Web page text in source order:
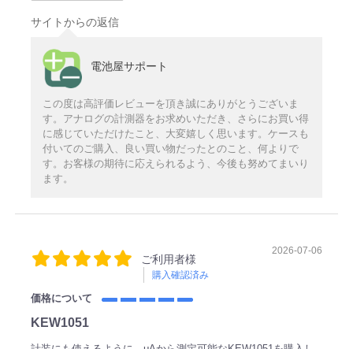
サイトからの返信
電池屋サポート
この度は高評価レビューを頂き誠にありがとうございま
す。アナログの計測器をお求めいただき、さらにお買い得
に感じていただけたこと、大変嬉しく思います。ケースも
付いてのご購入、良い買い物だったとのこと、何よりで
す。お客様の期待に応えられるよう、今後も努めてまいり
ます。
ご利用者様
購入確認済み
2026-07-06
価格について
KEW1051